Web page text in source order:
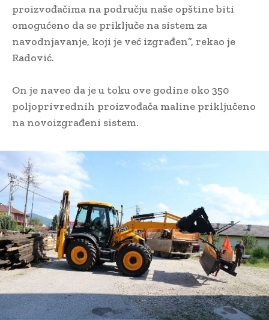
proizvođačima na području naše opštine biti
omogućeno da se priključe na sistem za
navodnjavanje, koji je već izgrađen”, rekao je
Radović.
On je naveo da je u toku ove godine oko 350
poljoprivrednih proizvođača maline priključeno
na novoizgrađeni sistem.